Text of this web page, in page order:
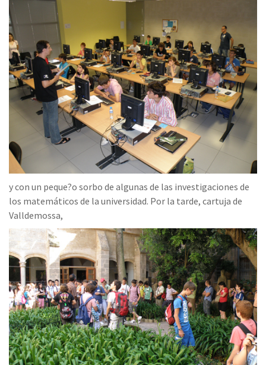
y con un peque?o sorbo de algunas de las investigaciones de
los matemáticos de la universidad. Por la tarde, cartuja de
Valldemossa,